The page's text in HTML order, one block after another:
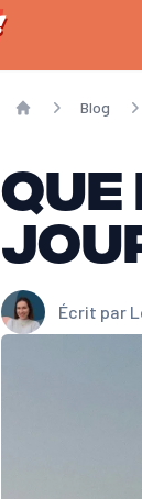
Blog
Écrit par